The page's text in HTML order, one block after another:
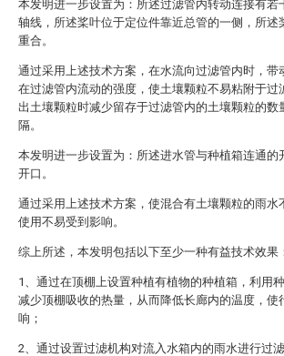
本发明进一步设置为：所述过滤管内转动连接有若
轴线，所述桨叶位于定位件靠近总管的一侧，所
重合。
通过采用上述技术方案，在水流向过滤管内时，
在过滤管内流动的强度，使土壤颗粒不易粘附于
出土壤颗粒时减少留存于过滤管内的土壤颗粒的数
隔。
本发明进一步设置为：所述进水管与种植箱连通的
开口。
通过采用上述技术方案，使混合有土壤颗粒的雨水
使用不易受到影响。
综上所述，本发明包括以下至少一种有益技术效果
1、通过在顶棚上设置种植有植物的种植箱，利用
减少顶棚吸收的热量，从而降低长廊内的温度，使
响；
2、通过设置过滤机构对流入水箱内的雨水进行过